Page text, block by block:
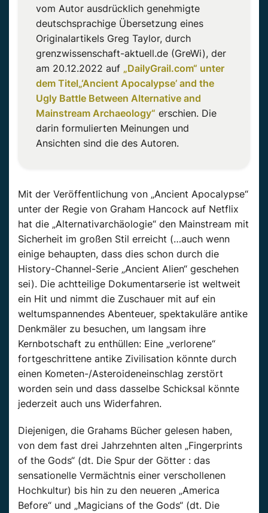
vom Autor ausdrücklich genehmigte
deutschsprachige Übersetzung eines
Originalartikels Greg Taylor, durch
grenzwissenschaft-aktuell.de (GreWi), der
am 20.12.2022 auf „DailyGrail.com“ unter
dem Titel„‘Ancient Apocalypse’ and the
Ugly Battle Between Alternative and
Mainstream Archaeology“ erschien. Die
darin formulierten Meinungen und
Ansichten sind die des Autoren.
Mit der Veröffentlichung von „Ancient Apocalypse“
unter der Regie von Graham Hancock auf Netflix
hat die „Alternativarchäologie“ den Mainstream mit
Sicherheit im großen Stil erreicht (…auch wenn
einige behaupten, dass dies schon durch die
History-Channel-Serie „Ancient Alien“ geschehen
sei). Die achtteilige Dokumentarserie ist weltweit
ein Hit und nimmt die Zuschauer mit auf ein
weltumspannendes Abenteuer, spektakuläre antike
Denkmäler zu besuchen, um langsam ihre
Kernbotschaft zu enthüllen: Eine „verlorene“
fortgeschrittene antike Zivilisation könnte durch
einen Kometen-/Asteroideneinschlag zerstört
worden sein und dass dasselbe Schicksal könnte
jederzeit auch uns Widerfahren.
Diejenigen, die Grahams Bücher gelesen haben,
von dem fast drei Jahrzehnten alten „Fingerprints
of the Gods“ (dt. Die Spur der Götter : das
sensationelle Vermächtnis einer verschollenen
Hochkultur) bis hin zu den neueren „America
Before“ und „Magicians of the Gods“ (dt. Die